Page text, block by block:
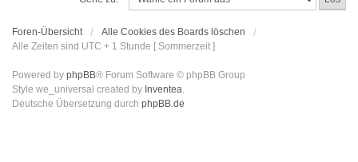
Foren-Übersicht
Alle Cookies des Boards löschen
Alle Zeiten sind UTC + 1 Stunde [ Sommerzeit ]
Powered by phpBB® Forum Software © phpBB Group
Style we_universal created by Inventea.
Deutsche Übersetzung durch phpBB.de